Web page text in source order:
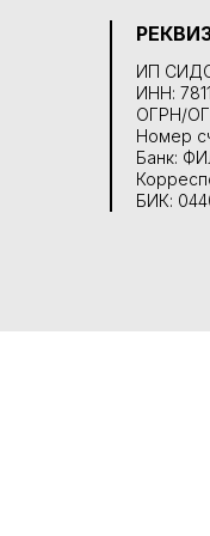
ИП
ИНН:
ОГРН/
Номер
Банк:
БИК: